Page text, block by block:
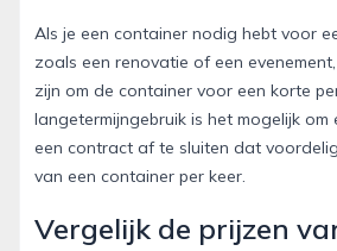
Als je een container nodig hebt voor
zoals een renovatie of een
zijn om de container voor een korte
langetermijngebruik is het mogelijk
een contract af te sluiten dat
van een container per keer.
Vergelijk de prijzen